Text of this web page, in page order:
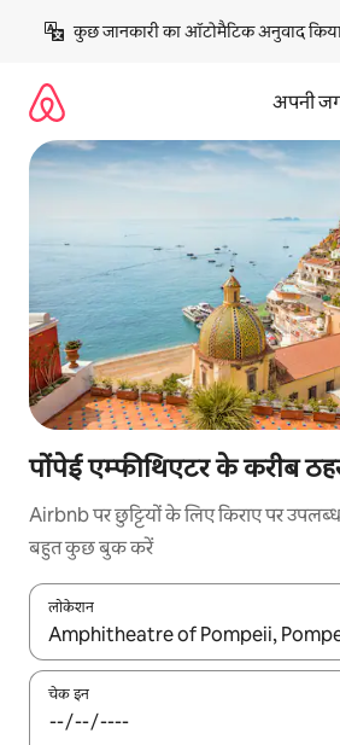
छोड़कर
कॉन्टेंट
कुछ जानकारी का ऑटोमैटिक अनुवाद
अपनी
पोंपेई एम्फीथिएटर के करीब
Airbnb पर छुट्टियों के लिए किराए पर
बहुत कुछ बुक करें
लोकेशन
नतीजों के उपलब्ध होने पर, अप और डाउन
चेक इन